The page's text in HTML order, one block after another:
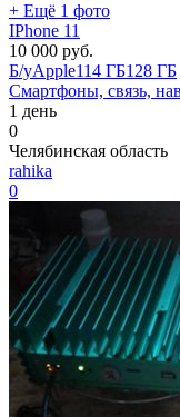
+ Ещё 1 фото
IPhone 11
10 000 руб.
Б/уApple114 ГБ128 ГБ
Смартфоны, связь,
1 день
0
Челябинская область
rahika
0